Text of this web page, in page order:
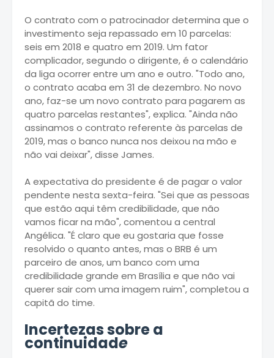
O contrato com o patrocinador determina que o
investimento seja repassado em 10 parcelas:
seis em 2018 e quatro em 2019. Um fator
complicador, segundo o dirigente, é o calendário
da liga ocorrer entre um ano e outro. "Todo ano,
o contrato acaba em 31 de dezembro. No novo
ano, faz-se um novo contrato para pagarem as
quatro parcelas restantes", explica. "Ainda não
assinamos o contrato referente às parcelas de
2019, mas o banco nunca nos deixou na mão e
não vai deixar", disse James.
A expectativa do presidente é de pagar o valor
pendente nesta sexta-feira. "Sei que as pessoas
que estão aqui têm credibilidade, que não
vamos ficar na mão", comentou a central
Angélica. "É claro que eu gostaria que fosse
resolvido o quanto antes, mas o BRB é um
parceiro de anos, um banco com uma
credibilidade grande em Brasília e que não vai
querer sair com uma imagem ruim", completou a
capitã do time.
Incertezas sobre a
continuidade